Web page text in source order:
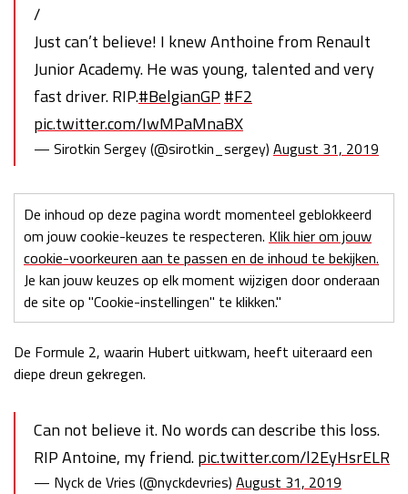
/
Just can’t believe! I knew Anthoine from Renault
Junior Academy. He was young, talented and very
fast driver. RIP.#BelgianGP #F2
pic.twitter.com/IwMPaMnaBX
— Sirotkin Sergey (@sirotkin_sergey) August 31, 2019
De inhoud op deze pagina wordt momenteel geblokkeerd
om jouw cookie-keuzes te respecteren. Klik hier om jouw
cookie-voorkeuren aan te passen en de inhoud te bekijken.
Je kan jouw keuzes op elk moment wijzigen door onderaan
de site op "Cookie-instellingen" te klikken."
De Formule 2, waarin Hubert uitkwam, heeft uiteraard een
diepe dreun gekregen.
Can not believe it. No words can describe this loss.
RIP Antoine, my friend.pic.twitter.com/l2EyHsrELR
— Nyck de Vries (@nyckdevries) August 31, 2019